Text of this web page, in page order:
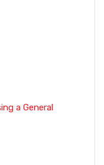
a General